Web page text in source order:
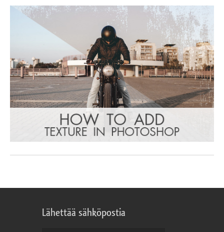
Lähettää sähköpostia